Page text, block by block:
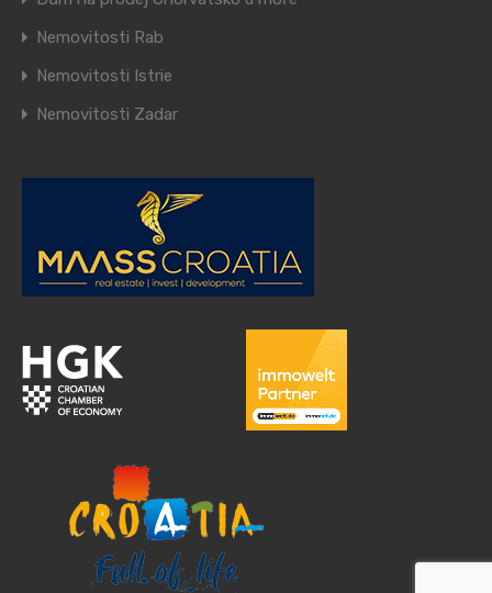
Nemovitosti Rab
Nemovitosti Istrie
Nemovitosti Zadar